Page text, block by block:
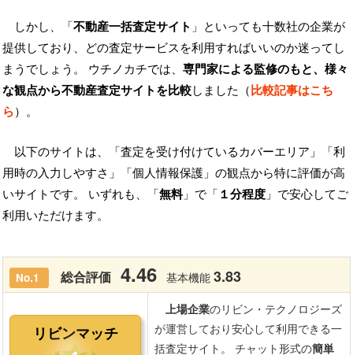
しかし、「不動産一括査定サイト 」といっても十数社の企業が
提供しており、どの査定サービスを利用すればいいのか迷ってし
まうでしょう。 ウチノカチでは、 専門家による監修のもと、様々
な観点から不動産査定サイトを比較しました（比較記事はこち
ら）。
以下のサイトは、「査定を受け付けているカバーエリア」「利
用時の入力しやすさ」「個人情報保護」の観点から特に評価が高
いサイトです。 いずれも、「無料」で「 １分程度 」で安心してご
利用いただけます。